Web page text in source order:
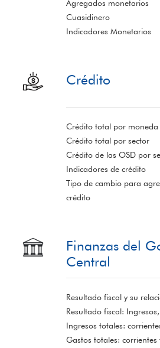
Agregados monetarios
Cuasidinero
Indicadores Monetarios
Crédito
Crédito total por moneda
Crédito total por sector
Crédito de las OSD por
Indicadores de crédito
Tipo de cambio para
crédito
Finanzas del
Central
Resultado fiscal y su
Resultado fiscal:
Ingresos totales:
Gastos totales: corrientes